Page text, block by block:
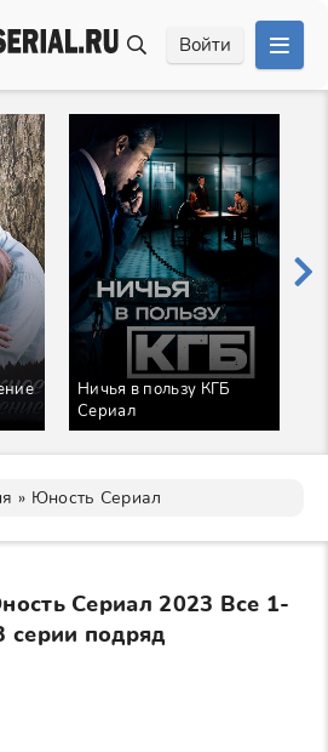
Войти
Ничья в пользу КГБ
Сериал
» Юность Сериал
Сериал 2023 Все 1-
серии подряд